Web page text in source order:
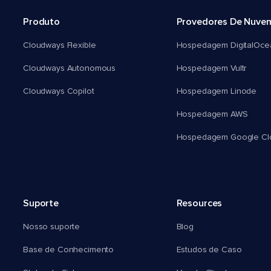
Produto
Cloudways Flexible
Cloudways Autonomous
Cloudways Copilot
Provedores De
Hospedagem
Hospedagem Vultr
Hospedagem Linode
Hospedagem AWS
Hospedagem Google
Suporte
Nosso suporte
Base de Conhecimento
Resources
Blog
Estudos de Caso